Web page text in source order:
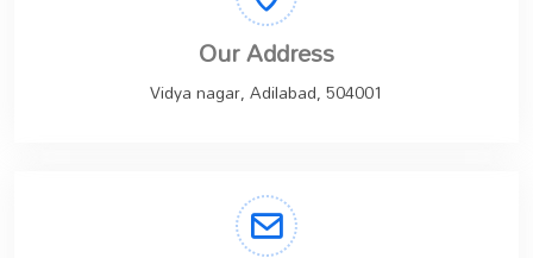
Our Address
Vidya nagar, Adilabad, 504001